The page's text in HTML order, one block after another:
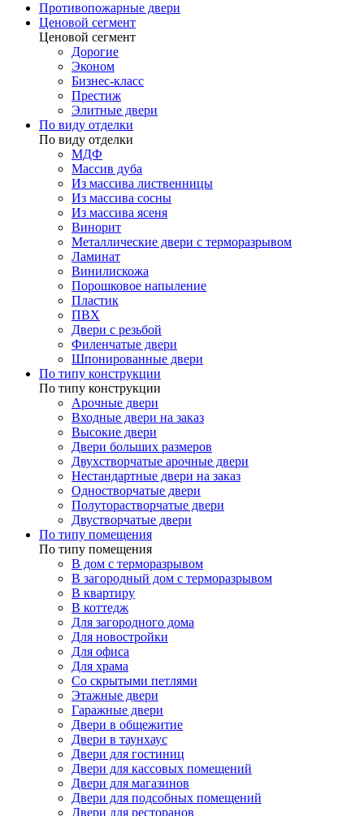
Противопожарные двери
Ценовой сегмент
Ценовой сегмент
Дорогие
Эконом
Бизнес-класс
Престиж
Элитные двери
По виду отделки
По виду отделки
МДФ
Массив дуба
Из массива лиственницы
Из массива сосны
Из массива ясеня
Винорит
Металлические двери с терморазрывом
Ламинат
Винилискожа
Порошковое напыление
Пластик
ПВХ
Двери с резьбой
Филенчатые двери
Шпонированные двери
По типу конструкции
По типу конструкции
Арочные двери
Входные двери на заказ
Высокие двери
Двери больших размеров
Двухстворчатые арочные двери
Нестандартные двери на заказ
Одностворчатые двери
Полуторастворчатые двери
Двустворчатые двери
По типу помещения
По типу помещения
В дом с терморазрывом
В загородный дом с терморазрывом
В квартиру
В коттедж
Для загородного дома
Для новостройки
Для офиса
Для храма
Со скрытыми петлями
Этажные двери
Гаражные двери
Двери в общежитие
Двери в таунхаус
Двери для гостиниц
Двери для кассовых помещений
Двери для магазинов
Двери для подсобных помещений
Двери для ресторанов